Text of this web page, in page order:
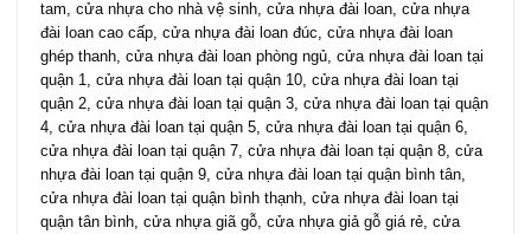
tam,cửa nhựa cho nhà vệ sinh,cửa nhựa đài loan,cửa nhựa
đài loan cao cấp,cửa nhựa đài loan đúc,cửa nhựa đài loan
ghép thanh,cửa nhựa đài loan phòng ngủ,cửa nhựa đài loan tại
quận 1,cửa nhựa đài loan tại quận 10,cửa nhựa đài loan tại
quận 2,cửa nhựa đài loan tại quận 3,cửa nhựa đài loan tại quận
4,cửa nhựa đài loan tại quận 5,cửa nhựa đài loan tại quận 6,
cửa nhựa đài loan tại quận 7,cửa nhựa đài loan tại quận 8,cửa
nhựa đài loan tại quận 9,cửa nhựa đài loan tại quận bình tân,
cửa nhựa đài loan tại quận bình thạnh,cửa nhựa đài loan tại
quận tân bình,cửa nhựa giã gỗ,cửa nhựa giả gỗ giá rẻ,cửa